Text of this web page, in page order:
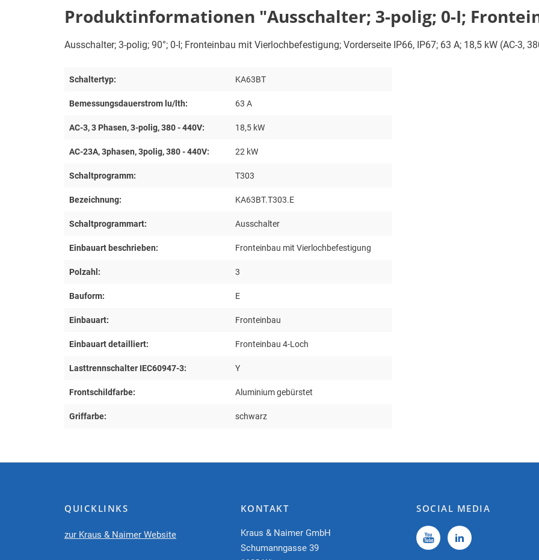
Produktinformationen "Ausschalter; 3-polig; 0-I;
Ausschalter; 3-polig; 90°; 0-I; Fronteinbau mit Vierlochbefestigung; Vorderseite IP66, IP67; 63 A; 18,5 kW (AC-3,
Schaltertyp: KA63BT
Bemessungsdauerstrom lu/lth: 63 A
AC-3, 3 Phasen, 3-polig, 380 - 440V: 18,5 kW
AC-23A, 3phasen, 3polig, 380 - 440V: 22 kW
Schaltprogramm: T303
Bezeichnung: KA63BT.T303.E
Schaltprogrammart: Ausschalter
Einbauart beschrieben: Fronteinbau mit Vierlochbefestigung
Polzahl: 3
Bauform: E
Einbauart: Fronteinbau
Einbauart detailliert: Fronteinbau 4-Loch
Lasttrennschalter IEC60947-3: Y
Frontschildfarbe: Aluminium gebürstet
Griffarbe: schwarz
QUICKLINKS
zur Kraus & Naimer Website
KONTAKT
Kraus & Naimer GmbH
Schumanngasse 39
SOCIAL MEDIA